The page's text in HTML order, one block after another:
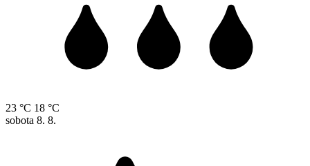
23 °C 18 °C
sobota 8. 8.